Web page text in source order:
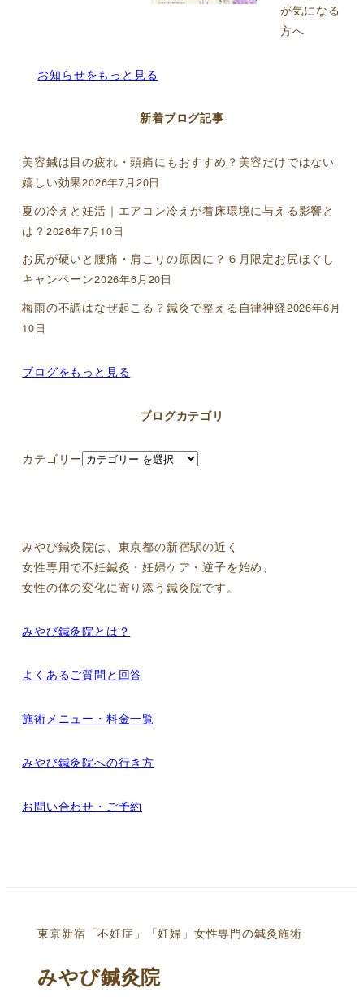
が気になる
方へ
お知らせをもっと見る
新着ブログ記事
美容鍼は目の疲れ・頭痛にもおすすめ？美容だけではない
嬉しい効果2026年7月20日
夏の冷えと妊活｜エアコン冷えが着床環境に与える影響と
は？ 2026年7月10日
お尻が硬いと腰痛・肩こりの原因に？６月限定お尻ほぐし
キャンペーン2026年6月20日
梅雨の不調はなぜ起こる？鍼灸で整える自律神経2026年6月
10日
ブログをもっと見る
ブログカテゴリ
カテゴリー
みやび鍼灸院は、東京都の新宿駅の近く
女性専用で不妊鍼灸・妊婦ケア・逆子を始め、
女性の体の変化に寄り添う鍼灸院です。
みやび鍼灸院とは？
よくあるご質問と回答
施術メニュー・料金一覧
みやび鍼灸院への行き方
お問い合わせ・ご予約
東京新宿「不妊症」「妊婦」女性専門の鍼灸施術
みやび鍼灸院